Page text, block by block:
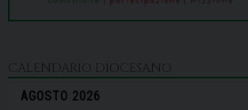
CALENDARIO DIOCESANO
AGOSTO 2026